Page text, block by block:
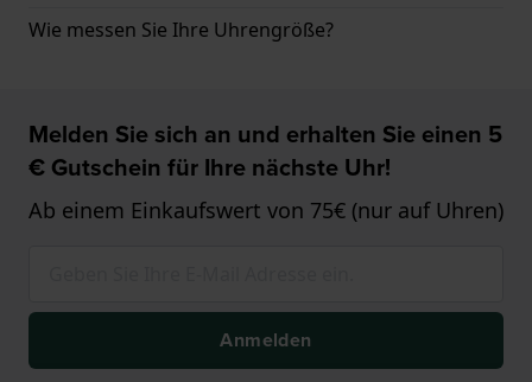
Wie messen Sie Ihre Uhrengröße?
Melden Sie sich an und erhalten Sie einen 5
€ Gutschein für Ihre nächste Uhr!
Ab einem Einkaufswert von 75€ (nur auf Uhren)
Anmelden